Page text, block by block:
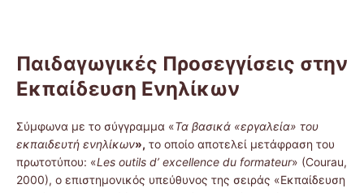
Παιδαγωγικές Προσεγγίσεις στην
Εκπαίδευση Ενηλίκων
Σύμφωνα με το σύγγραμμα «Τα βασικά «εργαλεία» του
εκπαιδευτή ενηλίκων», το οποίο αποτελεί μετάφραση του
πρωτοτύπου: «Les outils d’ excellence du formateur» (Courau,
2000), ο επιστημονικός υπεύθυνος της σειράς «Εκπαίδευση